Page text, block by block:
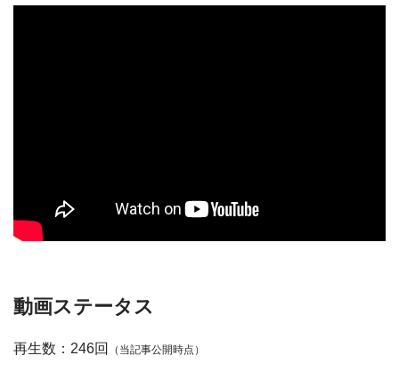
動画ステータス
再生数：246回 （当記事公開時点）